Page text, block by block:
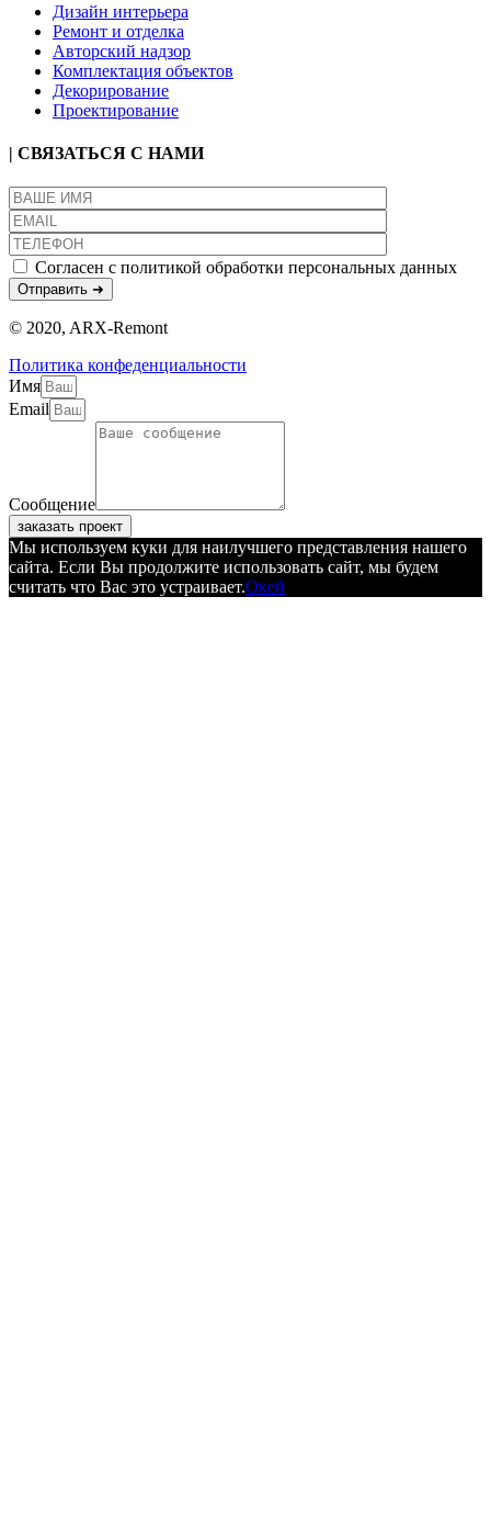
Дизайн интерьера
Ремонт и отделка
Авторский надзор
Комплектация объектов
Декорирование
Проектирование
| СВЯЗАТЬСЯ С НАМИ
Согласен с политикой обработки персональных данных
© 2020, ARX-Remont
Политика конфеденциальности
Имя
Email
Сообщение
заказать проект
Мы используем куки для наилучшего представления нашего
сайта. Если Вы продолжите использовать сайт, мы будем
считать что Вас это устраивает.Окей